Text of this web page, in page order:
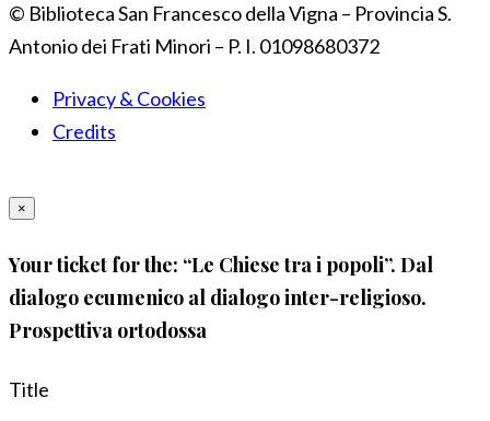
© Biblioteca San Francesco della Vigna – Provincia S.
Antonio dei Frati Minori – P. I. 01098680372
Privacy & Cookies
Credits
×
Your ticket for the: “Le Chiese tra i popoli”. Dal
dialogo ecumenico al dialogo inter-religioso.
Prospettiva ortodossa
Title